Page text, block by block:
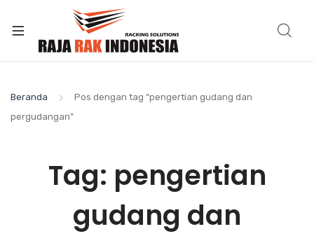
Beranda
Pos dengan tag “pengertian gudang dan
pergudangan”
Tag: pengertian
gudang dan